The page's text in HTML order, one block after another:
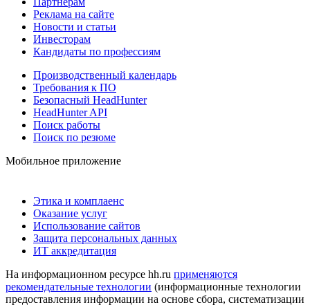
Реклама на сайте
Новости и статьи
Инвесторам
Кандидаты по профессиям
Производственный календарь
Требования к ПО
Безопасный HeadHunter
HeadHunter API
Поиск работы
Поиск по резюме
Мобильное приложение
Этика и комплаенс
Оказание услуг
Использование сайтов
Защита персональных данных
ИТ аккредитация
На информационном ресурсе hh.ru применяются
рекомендательные технологии (информационные технологии
предоставления информации на основе сбора, систематизации